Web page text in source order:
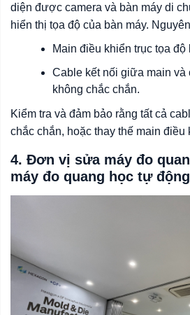
diện được camera và bàn máy di
hiển thị tọa độ của bàn máy.
Main điều khiển trục tọa độ
Cable kết nối giữa main và
không chắc chắn.
Kiểm tra và đảm bảo rằng tất cả
chắc chắn, hoặc thay thế main điều
4. Đơn vị sửa máy đo
máy đo quang học tự